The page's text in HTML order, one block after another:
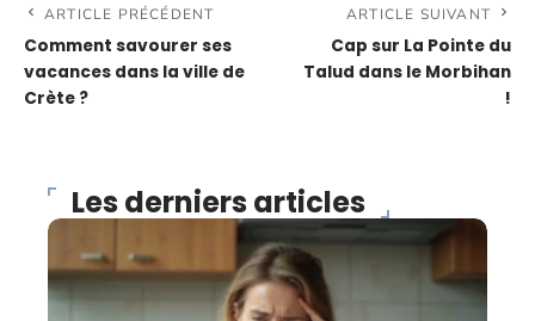
ARTICLE PRÉCÉDENT
Comment savourer ses
vacances dans la ville de
Crète ?
ARTICLE SUIVANT
Cap sur La Pointe du
Talud dans le Morbihan
!
Les derniers articles